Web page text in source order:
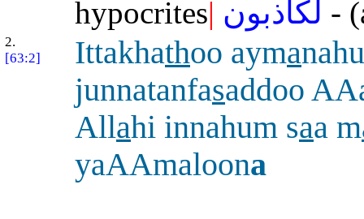
hypocrites| لكاذبون -
2.
[63:2]
Ittakhathoo ayma
junnatanfasaddoo
Allahi innahum saa m
yaAAmaloona